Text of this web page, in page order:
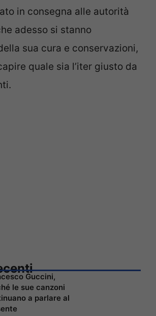
in consegna alle autorità
adesso si stanno
sua cura e conservazioni,
quale sia l’iter giusto da
Guccini,
le sue canzoni
a parlare al